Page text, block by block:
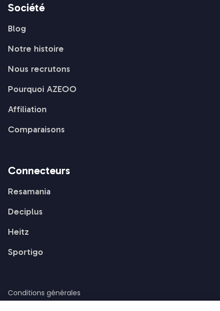
Société
Blog
Notre histoire
Nous recrutons
Pourquoi AZEOO
Affiliation
Comparaisons
Connecteurs
Resamania
Deciplus
Heitz
Sportigo
Conditions générales